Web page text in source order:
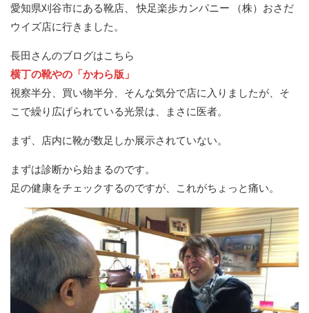
愛知県刈谷市にある靴店、 快足楽歩カンパニー （株）おさだ
ウイズ店に行きました。
長田さんのブログはこちら
横丁の靴やの「かわら版」
視察半分、買い物半分、そんな気分で店に入りましたが、そ
こで繰り広げられている光景は、まさに医者。
まず、店内に靴が数足しか展示されていない。
まずは診断から始まるのです。
足の健康をチェックするのですが、これがちょっと痛い。